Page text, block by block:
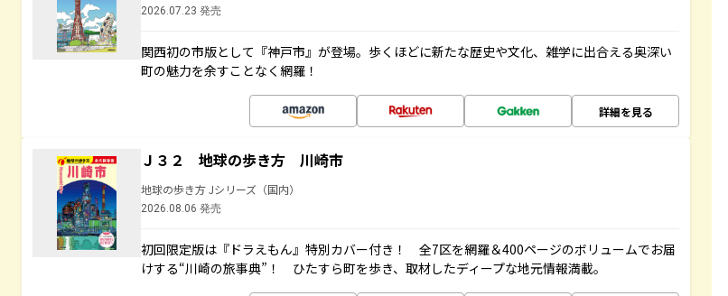
2026.07.23 発売
関西初の市版として『神戸市』が登場。歩くほどに新たな歴史や文化、雑学に出合える奥深い
町の魅力を余すことなく網羅！
詳細を見る
Ｊ３２ 地球の歩き方 川崎市
地球の歩き方 Jシリーズ（国内）
2026.08.06 発売
初回限定版は『ドラえもん』特別カバー付き！ 全7区を網羅＆400ページのボリュームでお届
けする“川崎の旅事典”！ ひたすら町を歩き、取材したディープな地元情報満載。